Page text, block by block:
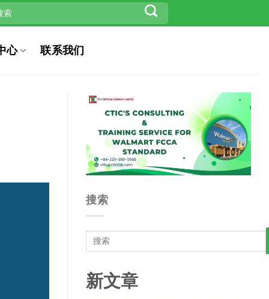
心 联系我们
搜索
新文章